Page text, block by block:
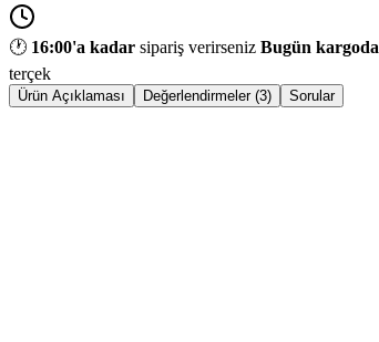
🕐 16:00'a kadar sipariş verirseniz Bugün kargoda
terçek
Ürün Açıklaması Değerlendirmeler (3) Sorular